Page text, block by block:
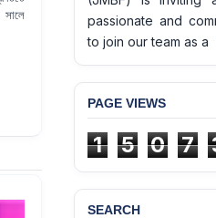
passionate and
to join our team as a
PAGE VIEWS
1 5 0 7
SEARCH